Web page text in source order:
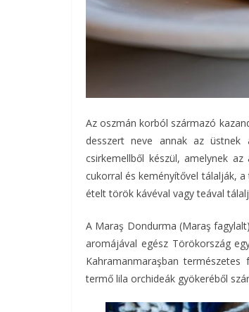
Az oszmán korból származó
desszert neve annak az
csirkemellből készül, amelynek
cukorral és keményítővel tálalják,
ételt török kávéval vagy teával
A Maraş Dondurma (Maraş
aromájával egész Törökország
Kahramanmaraşban
termő lila orchideák gyökeréből